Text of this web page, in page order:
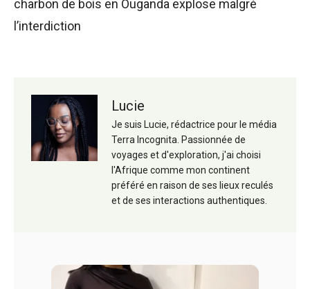
charbon de bois en Ouganda explose malgré
l’interdiction
Lucie
Je suis Lucie, rédactrice pour le média
Terra Incognita. Passionnée de
voyages et d'exploration, j'ai choisi
l'Afrique comme mon continent
préféré en raison de ses lieux reculés
et de ses interactions authentiques.